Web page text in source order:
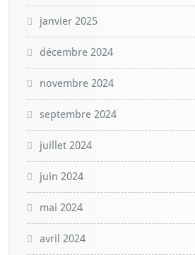
janvier 2025
décembre 2024
novembre 2024
septembre 2024
juillet 2024
juin 2024
mai 2024
avril 2024